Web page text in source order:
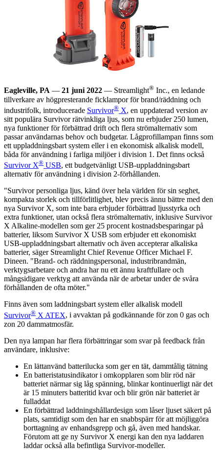
Eagleville, PA — 21 juni 2022 — Streamlight® Inc., en ledande
tillverkare av högpresterande ficklampor för brand/räddning och
industrifolk, introducerade Survivor® X, en uppdaterad version av
sitt populära Survivor rätvinkliga ljus, som nu erbjuder 250 lumen,
nya funktioner för förbättrad drift och flera strömalternativ som
passar användarnas behov och budgetar. Lågprofillampan finns som
ett uppladdningsbart system eller i en ekonomisk alkalisk modell,
båda för användning i farliga miljöer i division 1. Det finns också
Survivor X® USB, ett budgetvänligt USB-uppladdningsbart
alternativ för användning i division 2-förhållanden.
"Survivor personliga ljus, känd över hela världen för sin seghet,
kompakta storlek och tillförlitlighet, blev precis ännu bättre med den
nya Survivor X, som inte bara erbjuder förbättrad ljusstyrka och
extra funktioner, utan också flera strömalternativ, inklusive Survivor
X Alkaline-modellen som ger 25 procent kostnadsbesparingar på
batterier, liksom Survivor X USB som erbjuder ett ekonomiskt
USB-uppladdningsbart alternativ och även accepterar alkaliska
batterier, säger Streamlight Chief Revenue Officer Michael F.
Dineen. "Brand- och räddningspersonal, industribrandmän,
verktygsarbetare och andra har nu ett ännu kraftfullare och
mångsidigare verktyg att använda när de arbetar under de svåra
förhållanden de ofta möter."
Finns även som laddningsbart system eller alkalisk modell
Survivor® X ATEX, i avvaktan på godkännande för zon 0 gas och
zon 20 dammatmosfär.
Den nya lampan har flera förbättringar som svar på feedback från
användare, inklusive:
En lättanvänd batterilucka som ger en tät, dammtålig tätning
En batteristatusindikator i omkopplaren som blir röd när
batteriet närmar sig låg spänning, blinkar kontinuerligt när det
är 15 minuters batteritid kvar och blir grön när batteriet är
fulladdat
En förbättrad laddningshållardesign som låser ljuset säkert på
plats, samtidigt som den har en snabbspärr för att möjliggöra
borttagning av enhandsgrepp och gå, även med handskar.
Förutom att ge ny Survivor X energi kan den nya laddaren
laddar också alla befintliga Survivor-modeller.